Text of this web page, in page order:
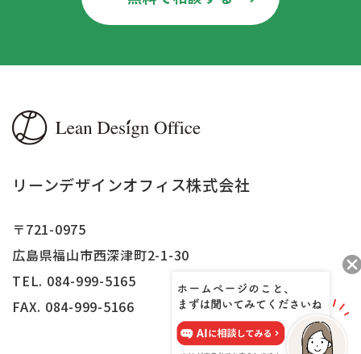
リーンデザインオフィス株式会社
〒721-0975
広島県福山市西深津町2-1-30
TEL. 084-999-5165
FAX. 084-999-5166